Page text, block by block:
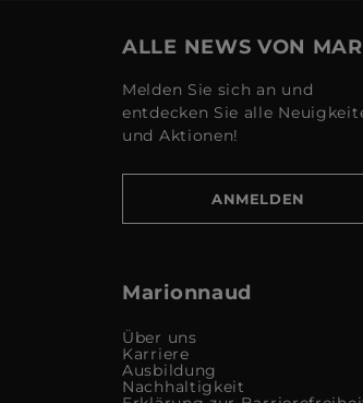
ALLE NEWS VON
Melden Sie sich an und
entdecken Sie alle
und Aktionen!
ANMELDEN
Marionnaud
Über uns
Karriere
Ausbildung
Nachhaltigkeit